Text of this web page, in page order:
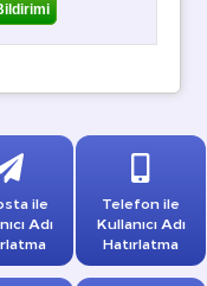
ile
Adı
Telefon ile
Kullanıcı Adı
Hatırlatma